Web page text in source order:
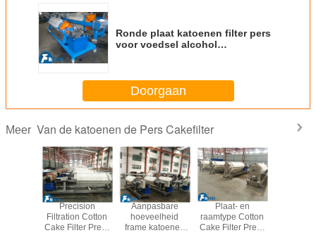
Ronde plaat katoenen filter pers
voor voedsel alcohol
Doorgaan
Meer Van de katoenen de Pers Cakefilter
Precision
Filtration Cotton
Cake Filter Press
Aanpasbare
hoeveelheid
frame katoenen
Plaat- en
raamtype Cotton
Cake Filter Press